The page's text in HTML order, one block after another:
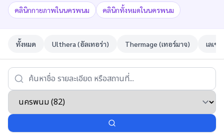
คลินิกกายภาพในนครพนม คลินิกทั้งหมดในนครพนม
ทั้งหมด Ulthera (อัลเทอร่า) Thermage (เทอร์มาจ) เลเซ